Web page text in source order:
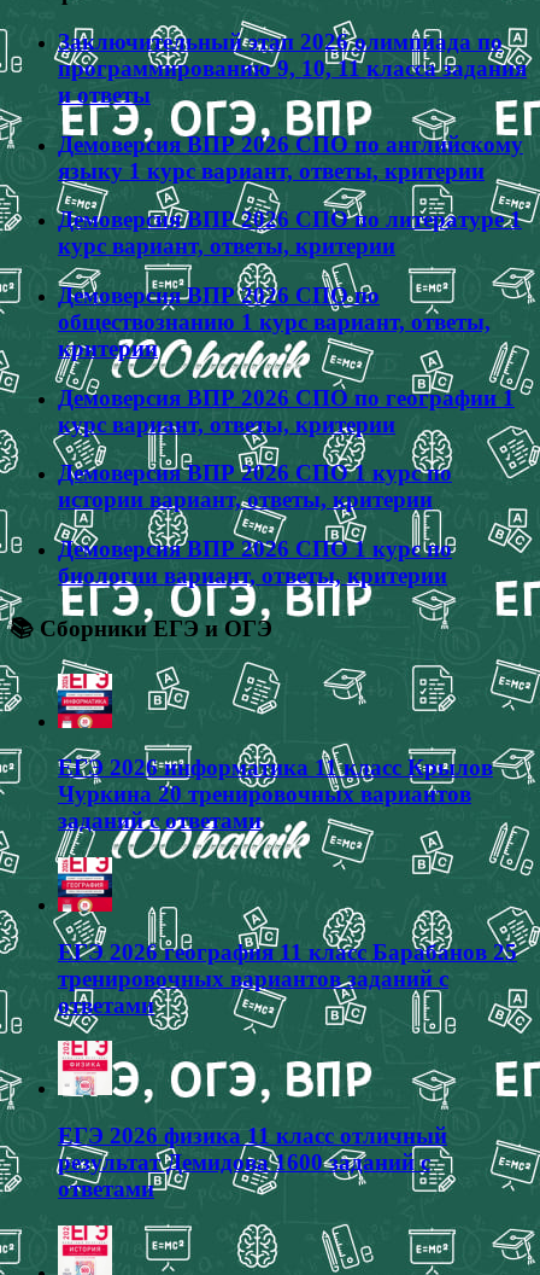
Заключительный этап 2026 олимпиада по
программированию 9, 10, 11 класса задания
и ответы
Демоверсия ВПР 2026 СПО по английскому
языку 1 курс вариант, ответы, критерии
Демоверсия ВПР 2026 СПО по литературе 1
курс вариант, ответы, критерии
Демоверсия ВПР 2026 СПО по
обществознанию 1 курс вариант, ответы,
критерии
Демоверсия ВПР 2026 СПО по географии 1
курс вариант, ответы, критерии
Демоверсия ВПР 2026 СПО 1 курс по
истории вариант, ответы, критерии
Демоверсия ВПР 2026 СПО 1 курс по
биологии вариант, ответы, критерии
📚 Сборники ЕГЭ и ОГЭ
ЕГЭ 2026 информатика 11 класс Крылов
Чуркина 20 тренировочных вариантов
заданий с ответами
ЕГЭ 2026 география 11 класс Барабанов 25
тренировочных вариантов заданий с
ответами
ЕГЭ 2026 физика 11 класс отличный
результат Демидова 1600 заданий с
ответами